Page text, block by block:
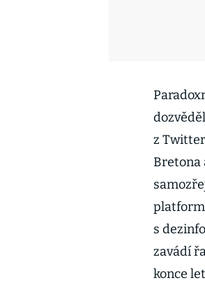
z
Bretona
s
zavádí
konce